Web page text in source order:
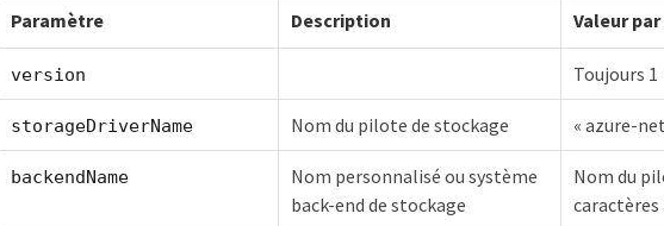
Paramètre Description Valeur
version Toujours 1
storageDriverName Nom du pilote de stockage « azure-
backendName
Nom personnalisé ou système
back-end de stockage
Nom du